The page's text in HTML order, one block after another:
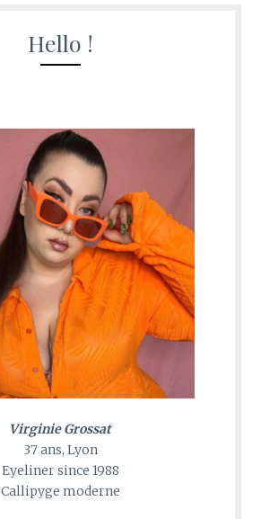
Hello !
Virginie Grossat
37 ans, Lyon
Eyeliner since 1988
Callipyge moderne